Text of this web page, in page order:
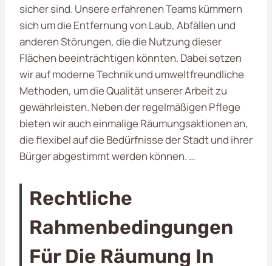
sicher sind. Unsere erfahrenen Teams kümmern
sich um die Entfernung von Laub, Abfällen und
anderen Störungen, die die Nutzung dieser
Flächen beeinträchtigen könnten. Dabei setzen
wir auf moderne Technik und umweltfreundliche
Methoden, um die Qualität unserer Arbeit zu
gewährleisten. Neben der regelmäßigen Pflege
bieten wir auch einmalige Räumungsaktionen an,
die flexibel auf die Bedürfnisse der Stadt und ihrer
Bürger abgestimmt werden können. …
Rechtliche
Rahmenbedingungen
Für Die Räumung In